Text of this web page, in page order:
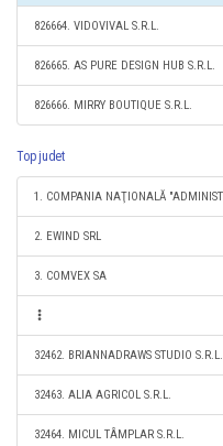
826664. VIDOVIVAL S.R.L.
826665. AS PURE DESIGN HUB S.R.L.
826666. MIRRY BOUTIQUE S.R.L.
Top judet
2. EWIND SRL
3. COMVEX SA
32462. BRIANNADRAWS STUDIO S.R.L.
32463. ALIA AGRICOL S.R.L.
32464. MICUL TÂMPLAR S.R.L.